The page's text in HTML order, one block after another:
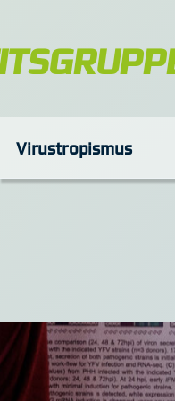
Virustropismus